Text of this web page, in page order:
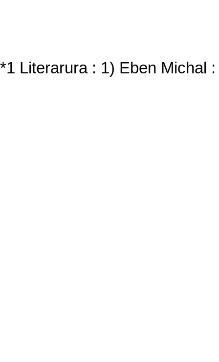
*1 Literarura : 1) Eben Michal